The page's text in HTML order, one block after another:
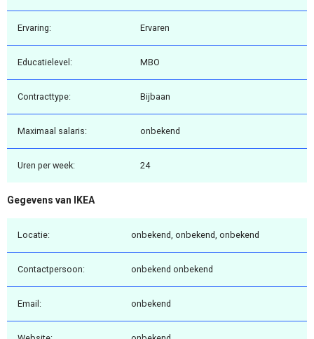
Ervaring: Ervaren
Educatielevel: MBO
Contracttype: Bijbaan
Maximaal salaris: onbekend
Uren per week: 24
Gegevens van IKEA
Locatie: onbekend, onbekend, onbekend
Contactpersoon: onbekend onbekend
Email: onbekend